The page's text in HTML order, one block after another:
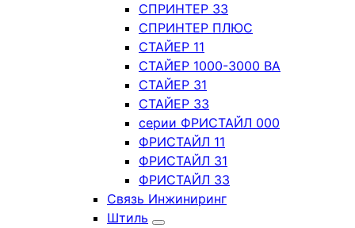
СПРИНТЕР 33
СПРИНТЕР ПЛЮС
СТАЙЕР 11
СТАЙЕР 1000-3000 ВА
СТАЙЕР 31
СТАЙЕР 33
серии ФРИСТАЙЛ 000
ФРИСТАЙЛ 11
ФРИСТАЙЛ 31
ФРИСТАЙЛ 33
Связь Инжиниринг
Штиль